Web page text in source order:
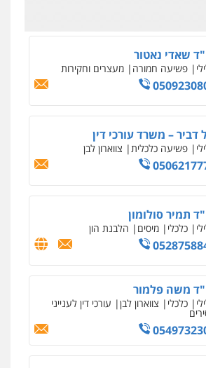
פשע חמור תעבורה צבא מעצרים
דהן – משרד עורך דין פלילי
פשיעה חמורה סמים מעצרים
ראוף נג'אר
עורכי דין לענייני אסירים מעצרים
אפרים משרד עורכי דין
צווארון לבן מס הכנסה מע"מ
כרמלי – חברת עו"ד
כלכלי עורכי דין לענייני אסירים